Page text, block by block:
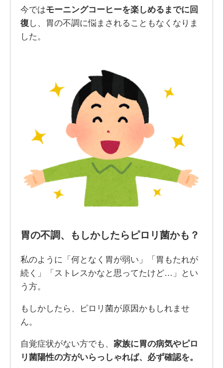
今ではモーニングコーヒーを楽しめるまでに回
復 し、胃の不調に悩まされることもなくなりま
した。
胃の不調、もしかしたらピロリ菌かも？
私のように「何となく胃が弱い」「胃もたれが
続く」「ストレスかなと思ってたけど…」とい
う方。
もしかしたら、ピロリ菌が原因かもしれませ
ん。
自覚症状がない方でも、 家族に胃の病気やピロ
リ菌陽性の方がいらっしゃれば、必ず確認を。